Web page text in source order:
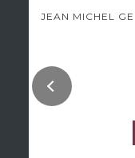
JEAN MICHEL